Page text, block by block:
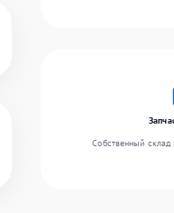
Собственный склад